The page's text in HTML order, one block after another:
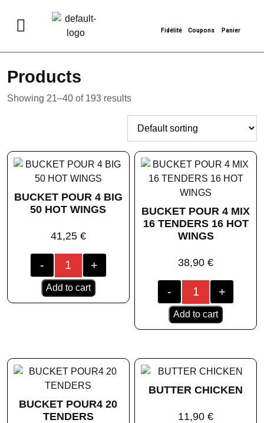
Fidélité Coupons Panier
Products
Showing 21–40 of 193 results
BUCKET POUR 4 BIG
50 HOT WINGS
41,25 €
- +
Add to cart
BUCKET POUR 4 MIX
16 TENDERS 16 HOT
WINGS
38,90€
- +
Add to cart
BUCKET POUR4 20
TENDERS
BUTTER CHICKEN
11,90€